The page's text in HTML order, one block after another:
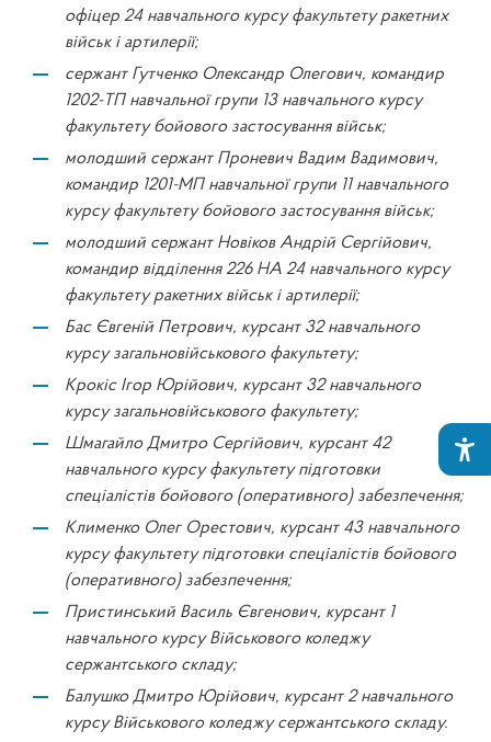
офіцер 24 навчального курсу факультету ракетних
військ і артилерії;
сержант Гутченко Олександр Олегович, командир
1202-ТП навчальної групи 13 навчального курсу
факультету бойового застосування військ;
молодший сержант Проневич Вадим Вадимович,
командир 1201-МП навчальної групи 11 навчального
курсу факультету бойового застосування військ;
молодший сержант Новіков Андрій Сергійович,
командир відділення 226 НА 24 навчального курсу
факультету ракетних військ і артилерії;
Бас Євгеній Петрович, курсант 32 навчального
курсу загальновійськового факультету;
Крокіс Ігор Юрійович, курсант 32 навчального
курсу загальновійськового факультету;
Шмагайло Дмитро Сергійович, курсант 42
навчального курсу факультету підготовки
спеціалістів бойового (оперативного) забезпечення;
Клименко Олег Орестович, курсант 43 навчального
курсу факультету підготовки спеціалістів бойового
(оперативного) забезпечення;
Пристинський Василь Євгенович, курсант 1
навчального курсу Військового коледжу
сержантського складу;
Балушко Дмитро Юрійович, курсант 2 навчального
курсуВійськового коледжу сержантського складу.